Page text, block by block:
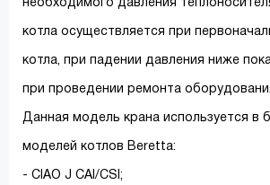
необходимого давления
котла осуществляется при
котла, при падении давления ниже
при проведении ремонта
Данная модель крана используется в
моделей котлов Beretta:
- CIAO J CAI/CSI;